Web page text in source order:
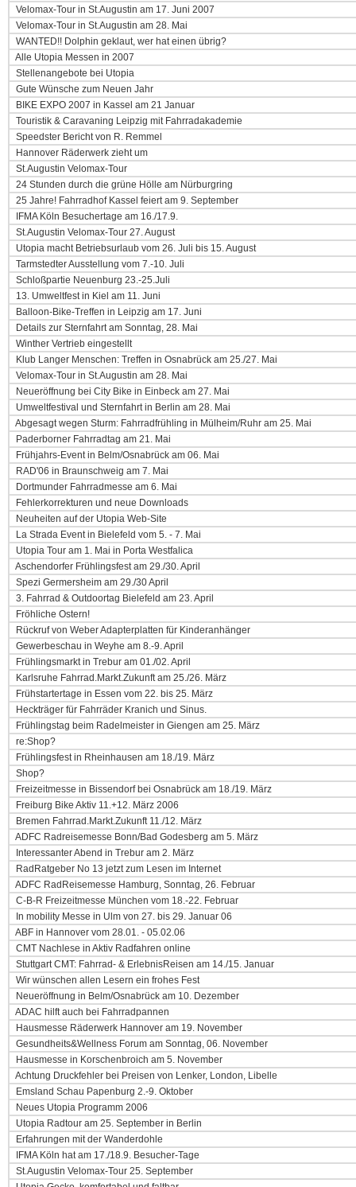
Velomax-Tour in St.Augustin am 17. Juni 2007
Velomax-Tour in St.Augustin am 28. Mai
WANTED!! Dolphin geklaut, wer hat einen übrig?
Alle Utopia Messen in 2007
Stellenangebote bei Utopia
Gute Wünsche zum Neuen Jahr
BIKE EXPO 2007 in Kassel am 21 Januar
Touristik & Caravaning Leipzig mit Fahrradakademie
Speedster Bericht von R. Remmel
Hannover Räderwerk zieht um
St.Augustin Velomax-Tour
24 Stunden durch die grüne Hölle am Nürburgring
25 Jahre! Fahrradhof Kassel feiert am 9. September
IFMA Köln Besuchertage am 16./17.9.
St.Augustin Velomax-Tour 27. August
Utopia macht Betriebsurlaub vom 26. Juli bis 15. August
Tarmstedter Ausstellung vom 7.-10. Juli
Schloßpartie Neuenburg 23.-25.Juli
13. Umweltfest in Kiel am 11. Juni
Balloon-Bike-Treffen in Leipzig am 17. Juni
Details zur Sternfahrt am Sonntag, 28. Mai
Winther Vertrieb eingestellt
Klub Langer Menschen: Treffen in Osnabrück am 25./27. Mai
Velomax-Tour in St.Augustin am 28. Mai
Neueröffnung bei City Bike in Einbeck am 27. Mai
Umweltfestival und Sternfahrt in Berlin am 28. Mai
Abgesagt wegen Sturm: Fahrradfrühling in Mülheim/Ruhr am 25. Mai
Paderborner Fahrradtag am 21. Mai
Frühjahrs-Event in Belm/Osnabrück am 06. Mai
RAD'06 in Braunschweig am 7. Mai
Dortmunder Fahrradmesse am 6. Mai
Fehlerkorrekturen und neue Downloads
Neuheiten auf der Utopia Web-Site
La Strada Event in Bielefeld vom 5. - 7. Mai
Utopia Tour am 1. Mai in Porta Westfalica
Aschendorfer Frühlingsfest am 29./30. April
Spezi Germersheim am 29./30 April
3. Fahrrad & Outdoortag Bielefeld am 23. April
Fröhliche Ostern!
Rückruf von Weber Adapterplatten für Kinderanhänger
Gewerbeschau in Weyhe am 8.-9. April
Frühlingsmarkt in Trebur am 01./02. April
Karlsruhe Fahrrad.Markt.Zukunft am 25./26. März
Frühstartertage in Essen vom 22. bis 25. März
Heckträger für Fahrräder Kranich und Sinus.
Frühlingstag beim Radelmeister in Giengen am 25. März
re:Shop?
Frühlingsfest in Rheinhausen am 18./19. März
Shop?
Freizeitmesse in Bissendorf bei Osnabrück am 18./19. März
Freiburg Bike Aktiv 11.+12. März 2006
Bremen Fahrrad.Markt.Zukunft 11./12. März
ADFC Radreisemesse Bonn/Bad Godesberg am 5. März
Interessanter Abend in Trebur am 2. März
RadRatgeber No 13 jetzt zum Lesen im Internet
ADFC RadReisemesse Hamburg, Sonntag, 26. Februar
C-B-R Freizeitmesse München vom 18.-22. Februar
In mobility Messe in Ulm von 27. bis 29. Januar 06
ABF in Hannover vom 28.01. - 05.02.06
CMT Nachlese in Aktiv Radfahren online
Stuttgart CMT: Fahrrad- & ErlebnisReisen am 14./15. Januar
Wir wünschen allen Lesern ein frohes Fest
Neueröffnung in Belm/Osnabrück am 10. Dezember
ADAC hilft auch bei Fahrradpannen
Hausmesse Räderwerk Hannover am 19. November
Gesundheits&Wellness Forum am Sonntag, 06. November
Hausmesse in Korschenbroich am 5. November
Achtung Druckfehler bei Preisen von Lenker, London, Libelle
Emsland Schau Papenburg 2.-9. Oktober
Neues Utopia Programm 2006
Utopia Radtour am 25. September in Berlin
Erfahrungen mit der Wanderdohle
IFMA Köln hat am 17./18.9. Besucher-Tage
St.Augustin Velomax-Tour 25. September